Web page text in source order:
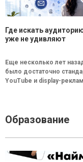
Где искать
уже не удивляют
Еще несколько лет
было достаточно
YouTube и display-
Образование